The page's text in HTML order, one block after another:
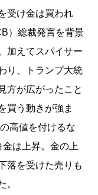
受け金は買われ
）総裁発言を背景
加えてスパイサー
り、トランプ大統
方が広がったこと
買う動きが強ま
高値を付けるな
は上昇。金の上
落を受けた売りも
。